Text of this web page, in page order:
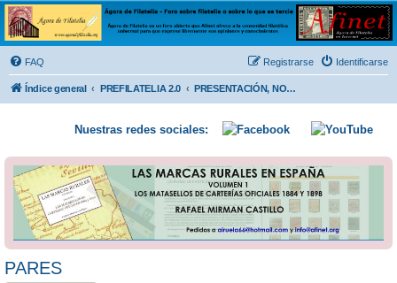
Ágora de Filatelia
Foro sobre filatelia o sobre lo que se tercie. Ágora de Filatelia es un foro abierto que Afinet
ofrece a la comunidad filatélica universal para que exprese libremente sus opiniones y
conocimientos
FAQ Identificarse
Registrarse
Índice general PREFILATELIA 2.0 PRESENTACIÓN, NORMAS Y COMENTARIOS.
Nuestras redes sociales:
PARES